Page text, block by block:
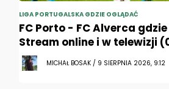
LIGA PORTUGALSKA GDZIE OGLĄDAĆ
FC Porto - FC Alverca
Stream online i w telewizji
MICHAŁ BOSAK / 9 SIERPNIA 2026, 9:12